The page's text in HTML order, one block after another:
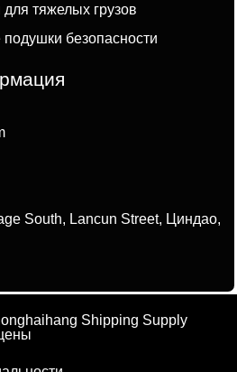
тяжелых грузов
безопасности
South, Lancun Street, Циндао,
Shipping Supply